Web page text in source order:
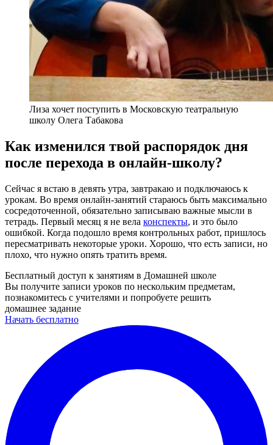
Лиза хочет поступить в Московскую театральную
школу Олега Табакова
Как изменился твой распорядок дня
после перехода в онлайн-школу?
Сейчас я встаю в девять утра, завтракаю и подключаюсь к
урокам. Во время онлайн-занятий стараюсь быть максимально
сосредоточенной, обязательно записываю важные мысли в
тетрадь. Первый месяц я не вела конспекты, и это было
ошибкой. Когда подошло время контрольных работ, пришлось
пересматривать некоторые уроки. Хорошо, что есть записи, но
плохо, что нужно опять тратить время.
Бесплатный доступ к занятиям в Домашней школе
Вы получите записи уроков по нескольким предметам,
познакомитесь с учителями и попробуете решить
домашнее задание
Начать бесплатно